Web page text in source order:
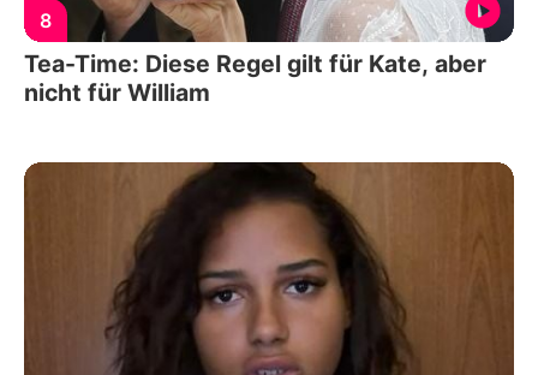
8
Tea-Time: Diese Regel gilt für Kate, aber
nicht für William